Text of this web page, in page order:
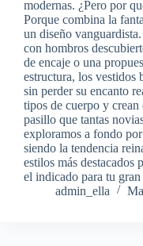
modernas. ¿Pero por
Porque combina la
un diseño
con hombros
de encaje o una
estructura, los vestidos
sin perder su encanto
tipos de cuerpo y
pasillo que tantas
exploramos a fondo
siendo la tendencia
estilos más
el indicado para tu gran
admin_ella